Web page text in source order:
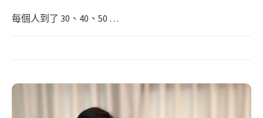
每個人到了 30、40、50 …